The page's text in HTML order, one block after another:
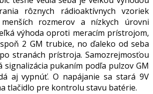
rôznych rádioaktívnych vzoriek
rozmerov a nízkych úrovni
výhoda oproti meracím prístrojom,
2 GM trubice, no ďaleko od seba
stranách prístroja. Samozrejmosťou
signalizácia pukaním podľa pulzov GM
aj vypnúť. O napájanie sa stará 9V
tlačidlo pre kontrolu stavu batérie.